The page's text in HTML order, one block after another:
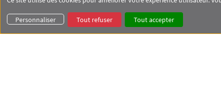
Personnaliser Tout refuser Tout accepter